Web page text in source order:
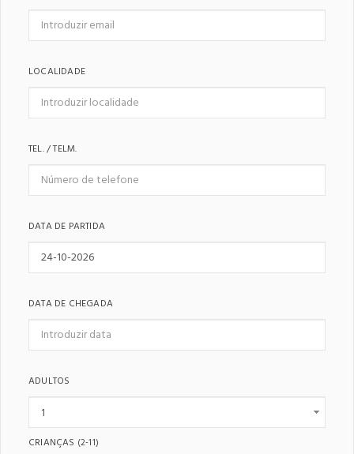
LOCALIDADE
TEL. / TELM.
DATA DE PARTIDA
DATA DE CHEGADA
ADULTOS
CRIANÇAS (2-11)